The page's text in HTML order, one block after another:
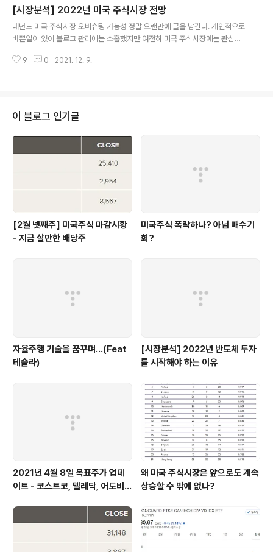
박하고 있고 미국도 기술 주도권을 놓치지 않기 위해 코로나를 핑계로 대규모
양적완화를 통해 관련 시장을 키우고 있다. 결국 현시점에서 기술 주도권을 갖
기 위해서는 IT기술이 가장 중요한데 여기에 핵심 산업이 반도체다. 미국이 기
[시장분석] 2022년 미국 주식시장 전망
내년도 미국 주식시장 오버슈팅 가능성 정말 오랜만에 글을 남긴다. 개인적으로
바쁜일이 있어 블로그 관리에는 소홀했지만 여전히 미국 주식시장에는 관심을
한다. 재미삼아 읽어봐주길 바란다. 1. 반도체, 새로운 시작 엔비디아를 필두로
반도체 패권 즉 미래 기술패권의 유지를 위해 가상화폐 시장을 부양하고 있다는
생각에 확신이 들었다. 중국과의 기술 격차를 유지하는데 가장 중요한 하드웨어
중 하나인 반도체 산업에서..
9 0 2021. 12. 9.
이 블로그 인기글
[2월 넷째주] 미국주식 마감시황
- 지금 살만한 배당주
미국주식 폭락하나? 아님 매수기
회?
자율주행 기술을 꿈꾸며...(Feat
테슬라)
[시장분석] 2022년 반도체 투자
를 시작해야 하는 이유
2021년 4월 8일 목표주가 업데
이트 - 코스트코, 텔레닥, 어도비,
왜 미국 주식시장은 앞으로도 계속
상승할 수 밖에 없나?